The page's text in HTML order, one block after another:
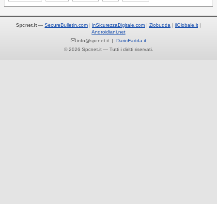
Spcnet.it — SecureBulletin.com inSicurezzaDigitale.com Ziobudda
ilGlobale.it
Androidiani.net
info@spcnet.it | DarioFadda.it
© 2026 Spcnet.it — Tutti i diritti riservati.